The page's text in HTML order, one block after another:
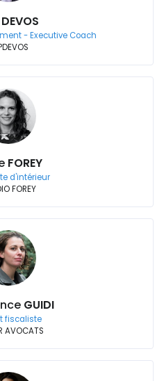
DEVOS
- Executive Coach
FOREY
d'intérieur
FOREY
GUIDI
fiscaliste
AVOCATS